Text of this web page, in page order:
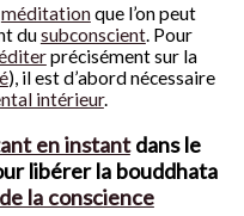
méditationque l’on peut
dusubconscient. Pour
précisément sur la
), il est d’abord nécessaire
intérieur.
en instantdans le
libérer la bouddhata
la conscience